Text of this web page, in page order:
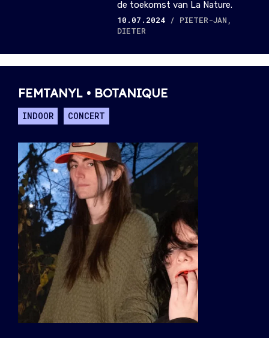
de toekomst van La Nature.
10.07.2024 / PIETER-JAN,
DIETER
FEMTANYL • BOTANIQUE
INDOOR CONCERT